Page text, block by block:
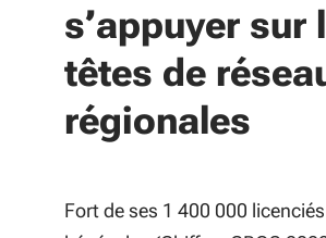
s’appuyer sur
têtes de
régionales
Fort de ses 1 400 000